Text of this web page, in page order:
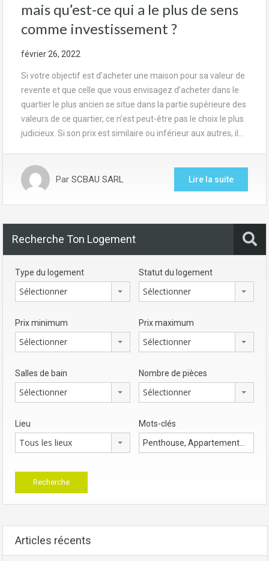
mais qu’est-ce qui a le plus de sens
comme investissement ?
février 26, 2022
Si votre objectif est d’acheter une maison pour sa valeur de
revente et que celle que vous envisagez d’acheter dans le
quartier le plus ancien se situe dans la partie supérieure des
valeurs de ce quartier, ce n’est peut-être pas le choix le plus
judicieux. Si son prix est similaire ou inférieur aux autres, il…
Par SCBAU SARL Lire la suite
Recherche Ton Logement
Type du logement
Sélectionner
Statut du logement
Sélectionner
Prix minimum
Sélectionner
Prix maximum
Sélectionner
Salles de bain
Sélectionner
Nombre de pièces
Sélectionner
Lieu
Tous les lieux
Mots-clés
Articles récents